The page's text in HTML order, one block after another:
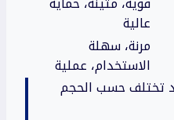
عالية
مرنة، سهلة
الاستخدام، عملية
تختلف حسب الحجم